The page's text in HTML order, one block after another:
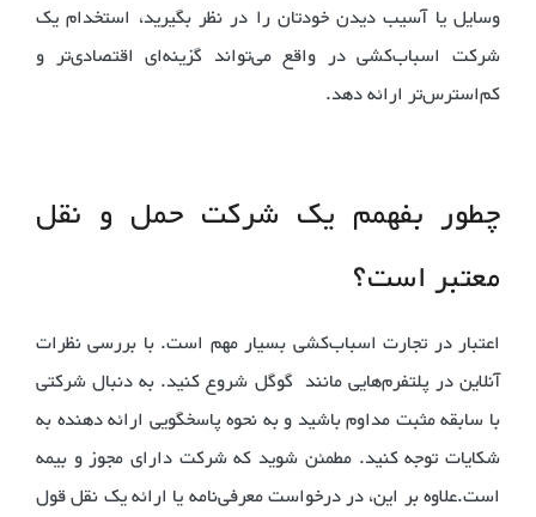
وسایل یا آسیب دیدن خودتان را در نظر بگیرید، استخدام یک
شرکت اسباب‌کشی در واقع می‌تواند گزینه‌ای اقتصادی‌تر و
کم‌استرس‌تر ارائه دهد.
چطور بفهمم یک شرکت حمل و نقل
معتبر است؟
اعتبار در تجارت اسباب‌کشی بسیار مهم است. با بررسی نظرات
آنلاین در پلتفرم‌هایی مانند گوگل شروع کنید. به دنبال شرکتی
با سابقه مثبت مداوم باشید و به نحوه پاسخگویی ارائه دهنده به
شکایات توجه کنید. مطمئن شوید که شرکت دارای مجوز و بیمه
است.علاوه بر این، در درخواست معرفی‌نامه یا ارائه یک نقل قول